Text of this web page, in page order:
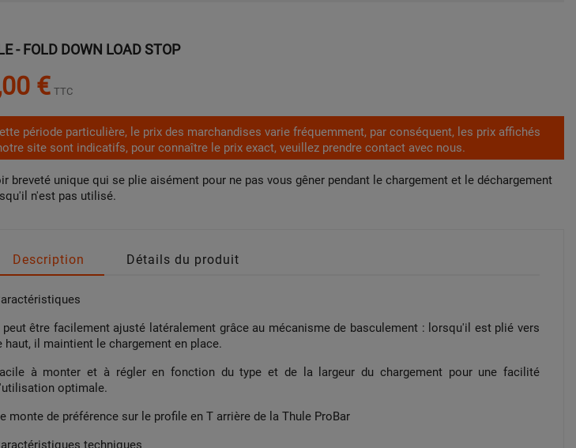
- FOLD DOWN LOAD STOP
€ TTC
période particulière, le prix des marchandises varie fréquemment, par conséquent, les prix affichés
site sont indicatifs, pour connaître le prix exact, veuillez prendre contact avec nous.
breveté unique qui se plie aisément pour ne pas vous gêner pendant le chargement et le déchargement
n'est pas utilisé.
Description Détails du produit
peut être facilement ajusté latéralement grâce au mécanisme de basculement : lorsqu'il est plié vers
haut, il maintient le chargement en place.
à monter et à régler en fonction du type et de la largeur du chargement pour une facilité
optimale.
monte de préférence sur le profile en T arrière de la Thule ProBar
techniques